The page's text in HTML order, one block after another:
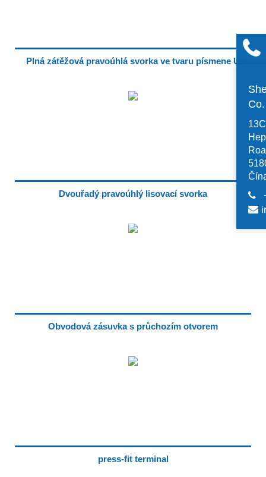
Plná zátěžová pravoúhlá svorka ve tvaru písmene U
Dvouřadý pravoúhlý lisovací svorka
Obvodová zásuvka s průchozím otvorem
press-fit terminal